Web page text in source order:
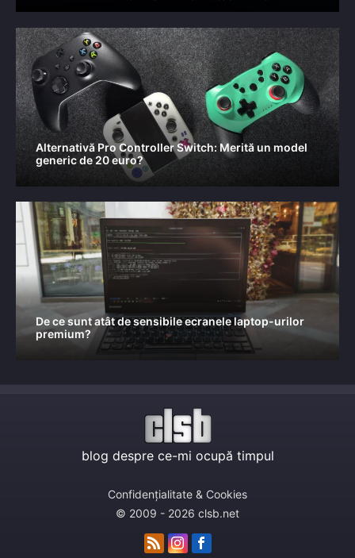
Alternativă Pro Controller Switch: Merită un model
generic de 20 euro?
De ce sunt atât de sensibile ecranele laptop-urilor
premium?
blog despre ce-mi ocupă timpul
Confidențialitate & Cookies
© 2009 - 2026 clsb.net